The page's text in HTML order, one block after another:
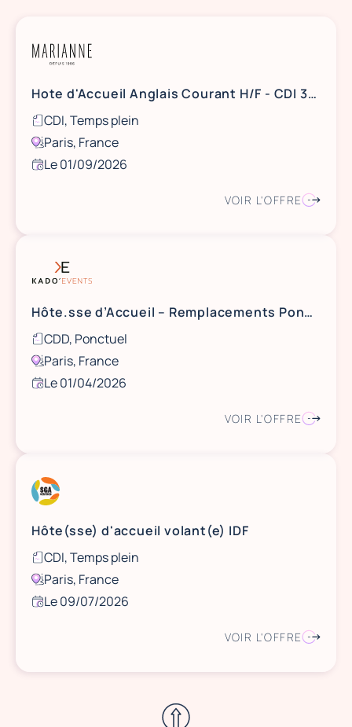
Hote d'Accueil Anglais Courant H/F - CDI 35H
CDI, Temps plein
Paris, France
Le 01/09/2026
VOIR L'OFFRE
Hôte.sse d’Accueil – Remplacements Ponctuels
CDD, Ponctuel
Paris, France
Le 01/04/2026
VOIR L'OFFRE
Hôte(sse) d'accueil volant(e) IDF
CDI, Temps plein
Paris, France
Le 09/07/2026
VOIR L'OFFRE